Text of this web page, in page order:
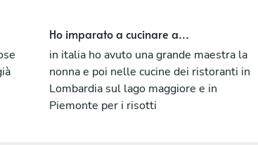
Ho imparato a cucinare a...
in italia ho avuto una grande maestra la
nonna e poi nelle cucine dei ristoranti in
Lombardia sul lago maggiore e in
Piemonte per i risotti